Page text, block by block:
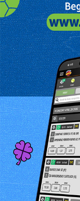
Mevrouw Carmen Emod-
van de trekking van
Maagdenstraat gevestigd